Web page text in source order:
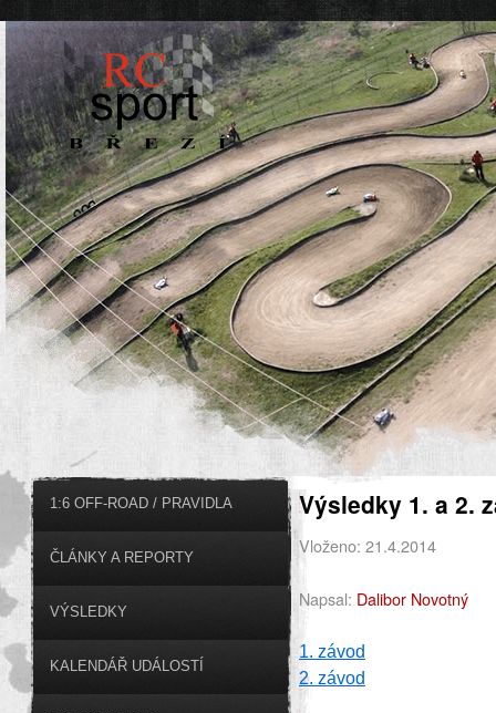
Výsledky 1. a 2.
Vloženo: 21.4.2014
Napsal: Dalibor Novotný
1. závod
2. závod
1:6 OFF-ROAD / PRAVIDLA
ČLÁNKY A REPORTY
VÝSLEDKY
KALENDÁŘ UDÁLOSTÍ